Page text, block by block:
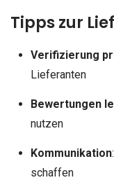
Tipps zur
Verifizierung
Lieferanten
Bewertungen
nutzen
Kommunikation
schaffen